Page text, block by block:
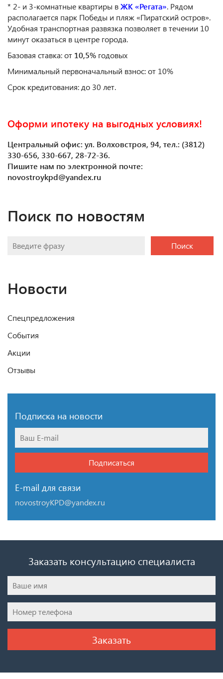
* 2- и 3-комнатные квартиры вЖК «Регата». Рядом
располагается парк Победы и пляж «Пиратский остров».
Удобная транспортная развязка позволяет в течении 10
минут оказаться в центре города.
Базовая ставка: от 10,5% годовых
Минимальный первоначальный взнос: от 10%
Срок кредитования: до 30 лет.
Оформи ипотеку на выгодных условиях!
Центральный офис: ул. Волховстроя, 94, тел.: (3812)
330-656, 330-667, 28-72-36.
Пишите нам по электронной почте:
novostroykpd@yandex.ru
Поиск по новостям
Поиск
Новости
Спецпредложения
События
Акции
Отзывы
Подписка на новости
Подписаться
E-mail для связи
novostroyKPD@yandex.ru
Заказать консультацию специалиста